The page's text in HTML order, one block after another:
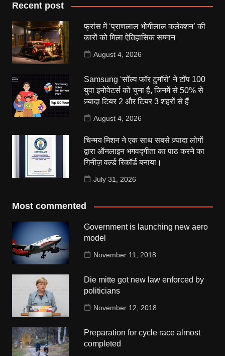
Recent post
फ्रांस में ‘प्राणलाल भोगीलाल कलेक्शन’ की
कारों को मिला ऐतिहासिक सम्मान
August 4, 2026
Samsung ‘सॉल्व फॉर टुमॉरो’ ने टॉप 100
युवा इनोवेटर्स को चुना है, जिनमें से 50% से
ज़्यादा टियर 2 और टियर 3 शहरों से हैं
August 4, 2026
चिन्मय मिशन ने एक साथ सबसे ज़्यादा लोगों
द्वारा ऑनलाइन भगवद्गीता का पाठ करने का
गिनीज़ वर्ल्ड रिकॉर्ड बनाया।
July 31, 2026
Most commented
Government is launching new aero
model
November 11, 2018
Die mitte got new law enforced by
politicians
November 12, 2018
Preparation for cycle race almost
completed